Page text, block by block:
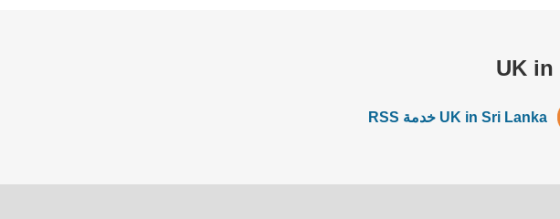
UK in Sri Lanka خدمة RSS